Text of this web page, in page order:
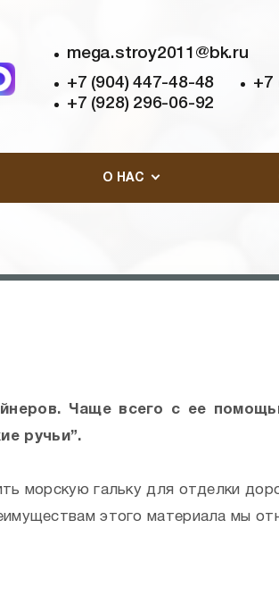
mega.stroy2011@bk.ru
+7 (904) 447-48-48
+7
+7 (928) 296-06-92
О НАС
Чаще всего с ее
ручьи”.
морскую гальку для отделки
этого материала мы